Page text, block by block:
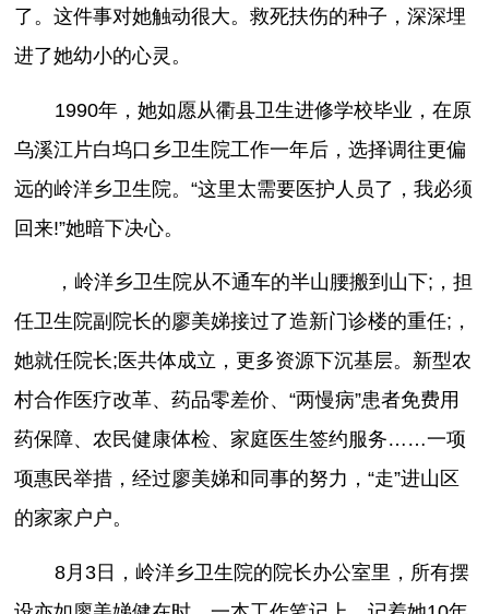
了。这件事对她触动很大。救死扶伤的种子，深深埋
进了她幼小的心灵。
1990年，她如愿从衢县卫生进修学校毕业，在原
乌溪江片白坞口乡卫生院工作一年后，选择调往更偏
远的岭洋乡卫生院。“这里太需要医护人员了，我必须
回来!”她暗下决心。
，岭洋乡卫生院从不通车的半山腰搬到山下;，担
任卫生院副院长的廖美娣接过了造新门诊楼的重任;，
她就任院长;医共体成立，更多资源下沉基层。新型农
村合作医疗改革、药品零差价、“两慢病”患者免费用
药保障、农民健康体检、家庭医生签约服务……一项
项惠民举措，经过廖美娣和同事的努力，“走”进山区
的家家户户。
8月3日，岭洋乡卫生院的院长办公室里，所有摆